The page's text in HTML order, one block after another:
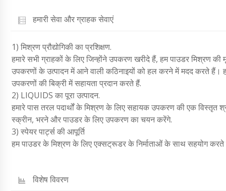
हमारी सेवा और ग्राहक सेवाएं
1) मिश्रण प्रौद्योगिकी का प्रशिक्षण.
हमारे सभी ग्राहकों के लिए जिन्होंने उपकरण खरीदे हैं, हम पाउडर मिश्रण की
उपकरणों के उत्पादन में आने वाली कठिनाइयों को हल करने में मदद करते हैं।
उपकरणों की बिक्री में सहायता प्रदान करते हैं.
2) LIQUIDS का पूरा उत्पादन.
हमारे पास तरल पदार्थों के मिश्रण के लिए सहायक उपकरण की एक विस्तृत
स्क्रीन, भरने और पाउडर के लिए उपकरण का चयन करेंगे.
3) स्पेयर पार्ट्स की आपूर्ति
हम पाउडर के मिश्रण के लिए एक्सट्रूडर के निर्माताओं के साथ सहयोग करते
विशेष विवरण